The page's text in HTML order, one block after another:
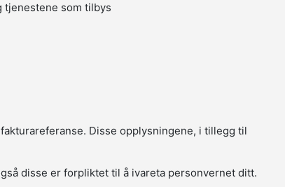
tjenestene som tilbys
Disse opplysningene, i tillegg til
disse er forpliktet til å ivareta personvernet ditt.